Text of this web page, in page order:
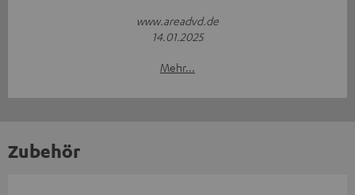
www.areadvd.de
14.01.2025
Mehr...
Zubehör